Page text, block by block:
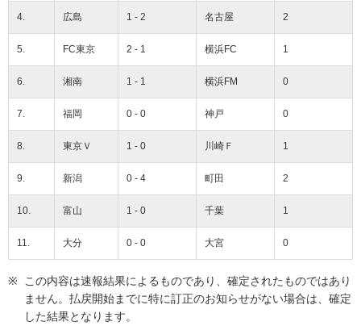
4. 広島 1 - 2 名古屋 2
5. FC東京 2 - 1 横浜FC 1
6. 湘南 1 - 1 横浜FM 0
7. 福岡 0 - 0 神戸 0
8. 東京Ｖ 1 - 0 川崎Ｆ 1
9. 新潟 0 - 4 町田 2
10. 富山 1 - 0 千葉 1
11. 大分 0 - 0 大宮 0
この内容は速報結果によるものであり、確定されたものではあり
ません。払戻開始までに特に訂正のお知らせがない場合は、確定
した結果となります。